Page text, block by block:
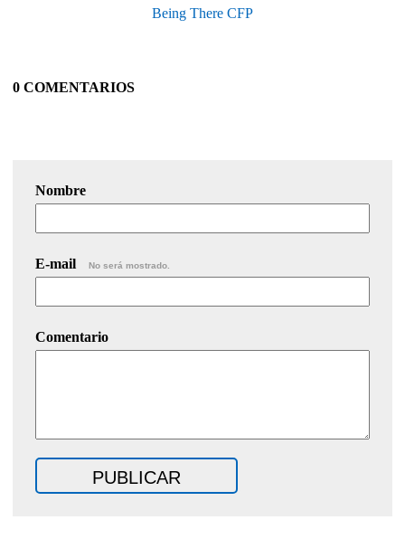
Being There CFP
0 COMENTARIOS
Nombre
E-mail No será mostrado.
Comentario